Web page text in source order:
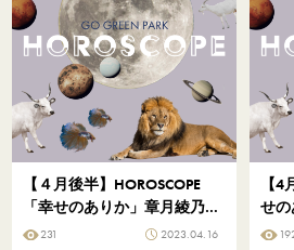
【４月後半】HOROSCOPE
「幸せのありか」章月綾乃さ
ん231 2023.04.16
【
せ